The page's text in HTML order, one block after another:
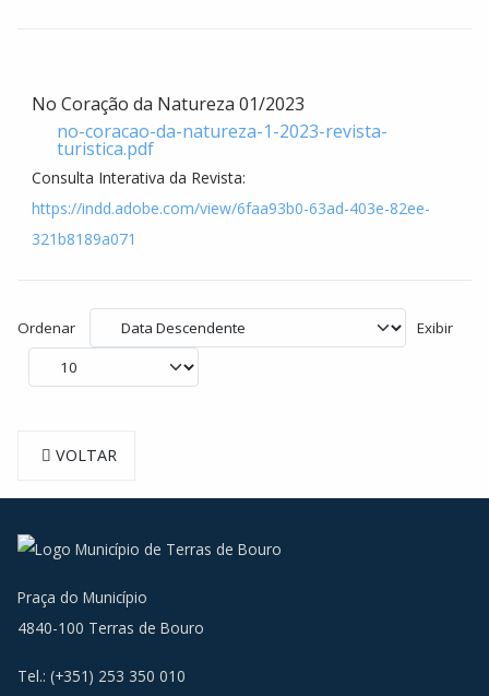
No Coração da Natureza 01/2023
no-coracao-da-natureza-1-2023-revista-
turistica.pdf
Consulta Interativa da Revista:
https://indd.adobe.com/view/6faa93b0-63ad-403e-82ee-
321b8189a071
Ordenar Exibir
VOLTAR
Praça do Município
4840-100 Terras de Bouro
Tel.: (+351) 253 350 010